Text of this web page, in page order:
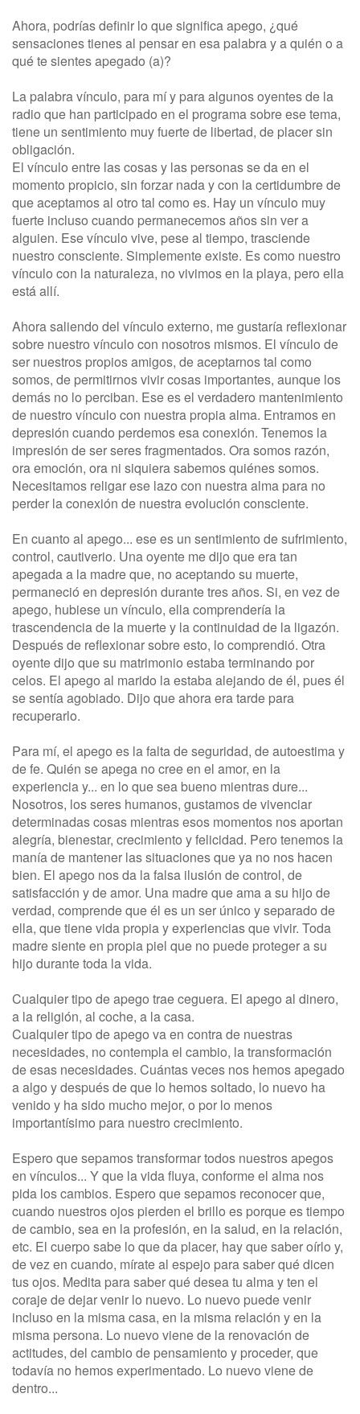
Ahora, podrías definir lo que significa apego, ¿qué
sensaciones tienes al pensar en esa palabra y a quién o a
qué te sientes apegado (a)?
La palabra vínculo, para mí y para algunos oyentes de la
radio que han participado en el programa sobre ese tema,
tiene un sentimiento muy fuerte de libertad, de placer sin
obligación.
El vínculo entre las cosas y las personas se da en el
momento propicio, sin forzar nada y con la certidumbre de
que aceptamos al otro tal como es. Hay un vínculo muy
fuerte incluso cuando permanecemos años sin ver a
alguien. Ese vínculo vive, pese al tiempo, trasciende
nuestro consciente. Simplemente existe. Es como nuestro
vínculo con la naturaleza, no vivimos en la playa, pero ella
está allí.
Ahora saliendo del vínculo externo, me gustaría reflexionar
sobre nuestro vínculo con nosotros mismos. El vínculo de
ser nuestros propios amigos, de aceptarnos tal como
somos, de permitirnos vivir cosas importantes, aunque los
demás no lo perciban. Ese es el verdadero mantenimiento
de nuestro vínculo con nuestra propia alma. Entramos en
depresión cuando perdemos esa conexión. Tenemos la
impresión de ser seres fragmentados. Ora somos razón,
ora emoción, ora ni siquiera sabemos quiénes somos.
Necesitamos religar ese lazo con nuestra alma para no
perder la conexión de nuestra evolución consciente.
En cuanto al apego... ese es un sentimiento de sufrimiento,
control, cautiverio. Una oyente me dijo que era tan
apegada a la madre que, no aceptando su muerte,
permaneció en depresión durante tres años. Si, en vez de
apego, hubiese un vínculo, ella comprendería la
trascendencia de la muerte y la continuidad de la ligazón.
Después de reflexionar sobre esto, lo comprendió. Otra
oyente dijo que su matrimonio estaba terminando por
celos. El apego al marido la estaba alejando de él, pues él
se sentía agobiado. Dijo que ahora era tarde para
recuperarlo.
Para mí, el apego es la falta de seguridad, de autoestima y
de fe. Quién se apega no cree en el amor, en la
experiencia y... en lo que sea bueno mientras dure...
Nosotros, los seres humanos, gustamos de vivenciar
determinadas cosas mientras esos momentos nos aportan
alegría, bienestar, crecimiento y felicidad. Pero tenemos la
manía de mantener las situaciones que ya no nos hacen
bien. El apego nos da la falsa ilusión de control, de
satisfacción y de amor. Una madre que ama a su hijo de
verdad, comprende que él es un ser único y separado de
ella, que tiene vida propia y experiencias que vivir. Toda
madre siente en propia piel que no puede proteger a su
hijo durante toda la vida.
Cualquier tipo de apego trae ceguera. El apego al dinero,
a la religión, al coche, a la casa.
Cualquier tipo de apego va en contra de nuestras
necesidades, no contempla el cambio, la transformación
de esas necesidades. Cuántas veces nos hemos apegado
a algo y después de que lo hemos soltado, lo nuevo ha
venido y ha sido mucho mejor, o por lo menos
importantísimo para nuestro crecimiento.
Espero que sepamos transformar todos nuestros apegos
en vínculos... Y que la vida fluya, conforme el alma nos
pida los cambios. Espero que sepamos reconocer que,
cuando nuestros ojos pierden el brillo es porque es tiempo
de cambio, sea en la profesión, en la salud, en la relación,
etc. El cuerpo sabe lo que da placer, hay que saber oírlo y,
de vez en cuando, mírate al espejo para saber qué dicen
tus ojos. Medita para saber qué desea tu alma y ten el
coraje de dejar venir lo nuevo. Lo nuevo puede venir
incluso en la misma casa, en la misma relación y en la
misma persona. Lo nuevo viene de la renovación de
actitudes, del cambio de pensamiento y proceder, que
todavía no hemos experimentado. Lo nuevo viene de
dentro...